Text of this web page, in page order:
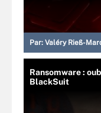
Par: Valéry Rieß-
Ransomware :
BlackSuit